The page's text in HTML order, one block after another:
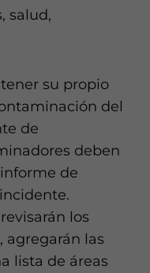
salud,
su propio
del
de
deben
de
los
agregarán las
lista de áreas